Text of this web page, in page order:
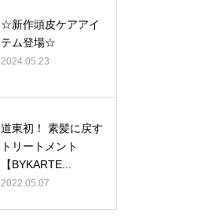
☆新作頭皮ケアアイ
テム登場☆
2024.05.23
道東初！ 素髪に戻す
トリートメント
【BYKARTE...
2022.05.07